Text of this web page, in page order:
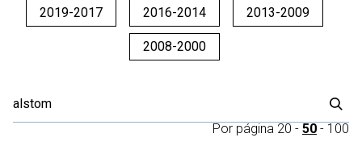
2019-2017 2016-2014 2013-2009
2008-2000
Por página 20 - 50 - 100